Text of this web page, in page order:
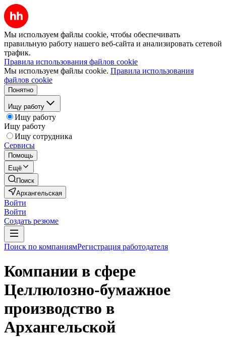
Мы используем файлы cookie, чтобы обеспечивать
правильную работу нашего веб-сайта и анализировать сетевой
трафик.
Правила использования файлов cookie
Мы используем файлы cookie. Правила использования
файлов cookie
Понятно
Ищу работу
Ищу работу
Ищу работу
Ищу сотрудника
Сервисы
Помощь
Ещё
Поиск
Архангельская
Войти
Войти
Создать резюме
Поиск по компаниямРегистрация работодателя
Компании в сфере
Целлюлозно-бумажное
производство в
Архангельской